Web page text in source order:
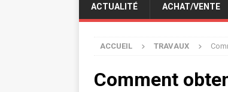
ACTUALITÉ ACHAT/VENTE
ACCUEIL TRAVAUX
Comment